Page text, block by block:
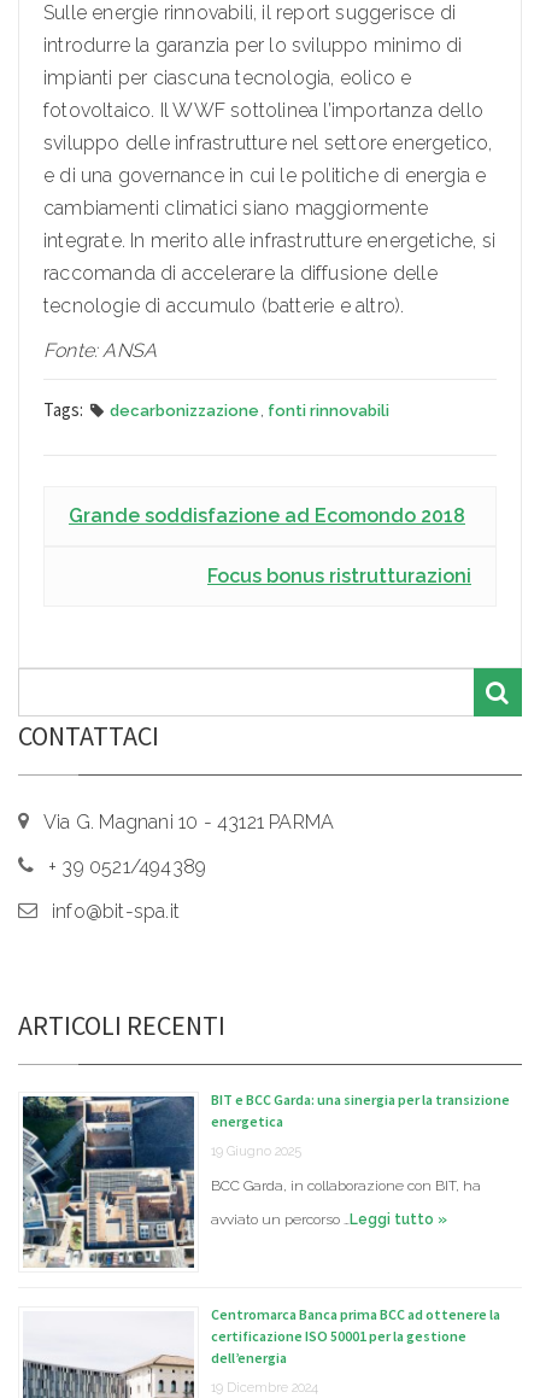
Sulle energie rinnovabili, il report suggerisce di
introdurre la garanzia per lo sviluppo minimo di
impianti per ciascuna tecnologia, eolico e
fotovoltaico. Il WWF sottolinea l’importanza dello
sviluppo delle infrastrutture nel settore energetico,
e di una governance in cui le politiche di energia e
cambiamenti climatici siano maggiormente
integrate. In merito alle infrastrutture energetiche, si
raccomanda di accelerare la diffusione delle
tecnologie di accumulo (batterie e altro).
Fonte: ANSA
Tags: decarbonizzazione , fonti rinnovabili
Grande soddisfazione ad Ecomondo 2018
Focus bonus ristrutturazioni
CONTATTACI
Via G. Magnani 10 - 43121 PARMA
+ 39 0521/494389
info@bit-spa.it
ARTICOLI RECENTI
BIT e BCC Garda: una sinergia per la transizione
energetica
19 Giugno 2025
BCC Garda, in collaborazione con BIT, ha
avviato un percorso …Leggi tutto »
Centromarca Banca prima BCC ad ottenere la
certificazione ISO 50001 per la gestione
dell’energia
19 Dicembre 2024